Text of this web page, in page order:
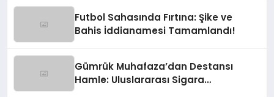
Futbol Sahasında Fırtına: Şike ve
Bahis İddianamesi Tamamlandı!
Gümrük Muhafaza’dan Destansı
Hamle: Uluslararası Sigara